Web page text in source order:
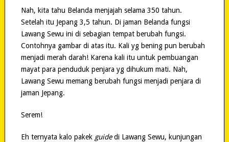
Nah, kita tahu Belanda menjajah selama 350 tahun.
Setelah itu Jepang 3,5 tahun. Di jaman Belanda fungsi
Lawang Sewu ini di sebagian tempat berubah fungsi.
Contohnya gambar di atas itu. Kali yg bening pun berubah
menjadi merah darah! Karena kali itu untuk pembuangan
mayat para penduduk penjara yg dihukum mati. Nah,
Lawang Sewu memang berubah fungsi menjadi penjara di
jaman Jepang.
Serem!
Eh ternyata kalo pakek guidedi Lawang Sewu, kunjungan